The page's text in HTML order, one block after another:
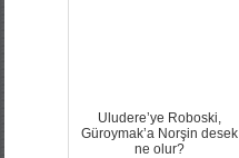
Uludere’ye Roboski,
Güroymak’a Norşin desek
ne olur?